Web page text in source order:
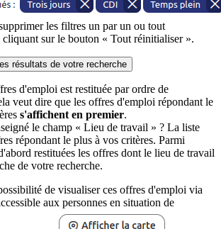
les filtres un par un ou tout
sur le bouton « Tout réinitialiser ».
résultats de votre recherche
d'emploi est restituée par ordre de
veut dire que les offres d'emploi répondant le
s'affichent en premier.
le champ « Lieu de travail » ? La liste
répondant le plus à vos critères. Parmi
restituées les offres dont le lieu de travail
de votre recherche.
de visualiser ces offres d'emploi via
aux personnes en situation de